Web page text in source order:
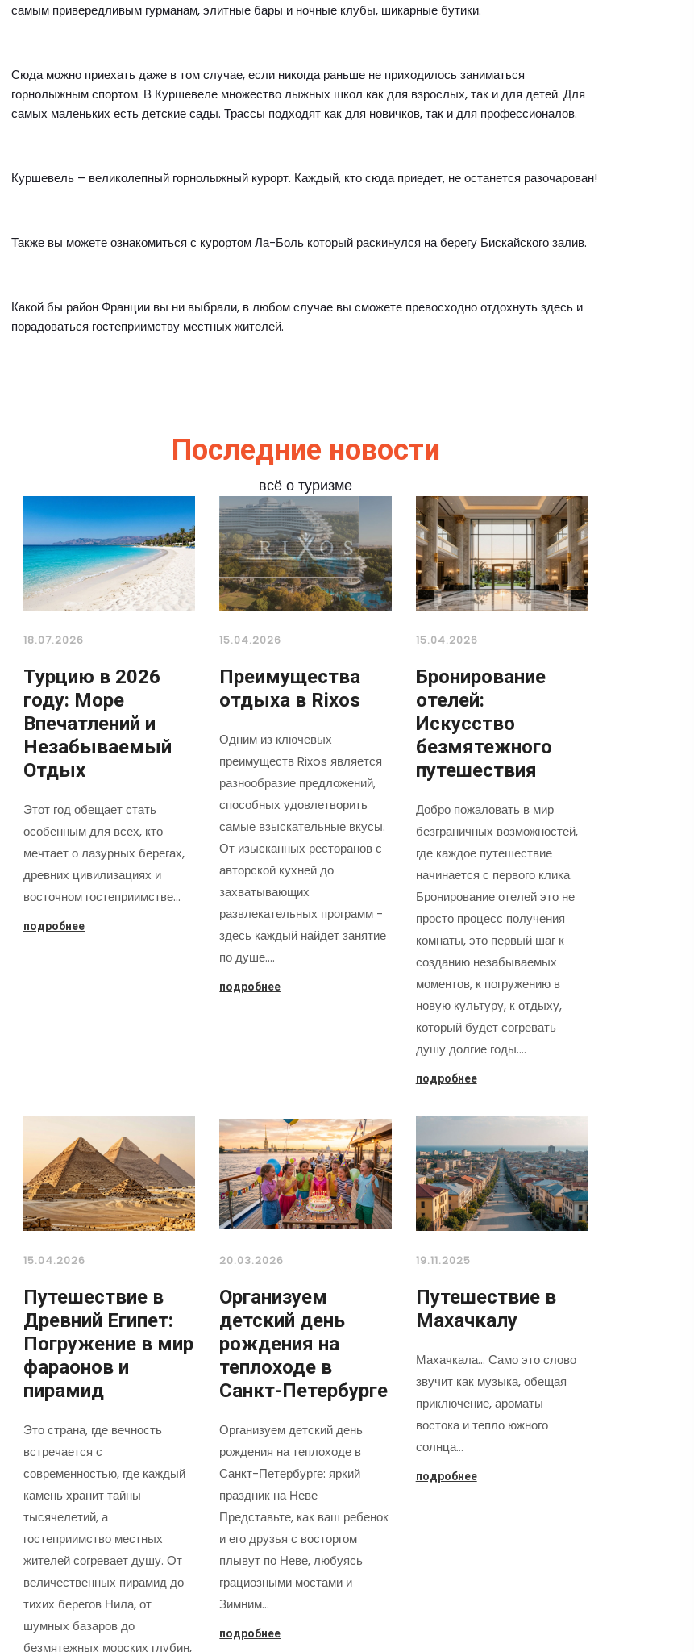
самым привередливым гурманам, элитные бары и ночные клубы, шикарные бутики.
Сюда можно приехать даже в том случае, если никогда раньше не приходилось заниматься
горнолыжным спортом. В Куршевеле множество лыжных школ как для взрослых, так и для детей. Для
самых маленьких есть детские сады. Трассы подходят как для новичков, так и для профессионалов.
Куршевель – великолепный горнолыжный курорт. Каждый, кто сюда приедет, не останется разочарован!
Также вы можете ознакомиться с курортом Ла-Боль который раскинулся на берегу Бискайского залив.
Какой бы район Франции вы ни выбрали, в любом случае вы сможете превосходно отдохнуть здесь и
порадоваться гостеприимству местных жителей.
Последние новости
всё о туризме
18.07.2026
Турцию в 2026
году: Море
Впечатлений и
Незабываемый
Отдых
Этот год обещает стать
особенным для всех, кто
мечтает о лазурных берегах,
древних цивилизациях и
восточном гостеприимстве…
подробнее
15.04.2026
Преимущества
отдыха в Rixos
Одним из ключевых
преимуществ Rixos является
разнообразие предложений,
способных удовлетворить
самые взыскательные вкусы.
От изысканных ресторанов с
авторской кухней до
захватывающих
развлекательных программ -
здесь каждый найдет занятие
по душе.…
подробнее
15.04.2026
Бронирование
отелей:
Искусство
безмятежного
путешествия
Добро пожаловать в мир
безграничных возможностей,
где каждое путешествие
начинается с первого клика.
Бронирование отелей это не
просто процесс получения
комнаты, это первый шаг к
созданию незабываемых
моментов, к погружению в
новую культуру, к отдыху,
который будет согревать
душу долгие годы.…
подробнее
15.04.2026
Путешествие в
Древний Египет:
Погружение в мир
фараонов и
пирамид
Это страна, где вечность
встречается с
современностью, где каждый
камень хранит тайны
тысячелетий, а
гостеприимство местных
жителей согревает душу. От
величественных пирамид до
тихих берегов Нила, от
шумных базаров до
безмятежных морских глубин,
20.03.2026
Организуем
детский день
рождения на
теплоходе в
Санкт-Петербурге
Организуем детский день
рождения на теплоходе в
Санкт-Петербурге: яркий
праздник на Неве
Представьте, как ваш ребенок
и его друзья с восторгом
плывут по Неве, любуясь
грациозными мостами и
Зимним…
подробнее
19.11.2025
Путешествие в
Махачкалу
Махачкала... Само это слово
звучит как музыка, обещая
приключение, ароматы
востока и тепло южного
солнца…
подробнее